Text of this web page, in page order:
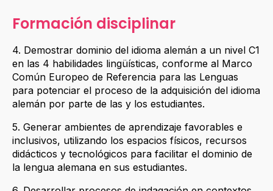
Formación disciplinar
4. Demostrar dominio del idioma alemán a un nivel C1
en las 4 habilidades lingüísticas, conforme al Marco
Común Europeo de Referencia para las Lenguas
para potenciar el proceso de la adquisición del idioma
alemán por parte de las y los estudiantes.
5. Generar ambientes de aprendizaje favorables e
inclusivos, utilizando los espacios físicos, recursos
didácticos y tecnológicos para facilitar el dominio de
la lengua alemana en sus estudiantes.